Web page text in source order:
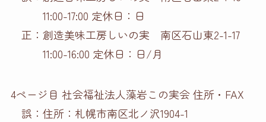
11:00-17:00 定休日：日
正：創造美味工房しいの実 南区石山東2-1-17
11:00-16:00 定休日：日/月
4ページ目 社会福祉法人藻岩この実会 住所・FAX
誤：住所：札幌市南区北ノ沢1904-1